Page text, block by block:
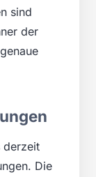
sind
der
derzeit
Die